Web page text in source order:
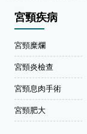
宮頸疾病
宮頸糜爛
宮頸炎檢查
宮頸息肉手術
宮頸肥大